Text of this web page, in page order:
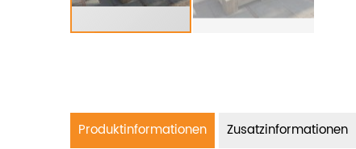
Produktinformationen Zusatzinformationen